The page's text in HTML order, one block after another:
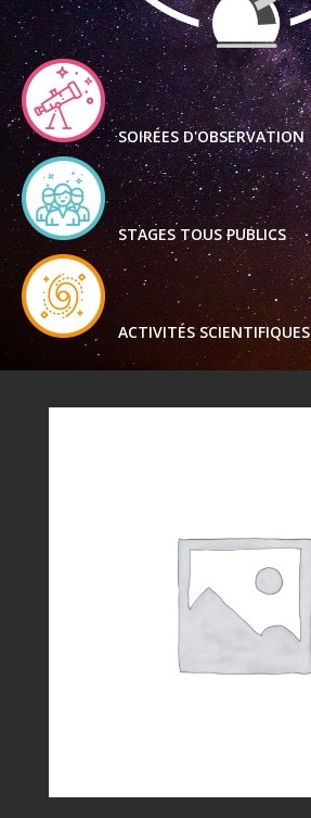
SOIRÉES D'OBSERVATION
STAGES TOUS PUBLICS
ACTIVITÉS SCIENTIFIQUES